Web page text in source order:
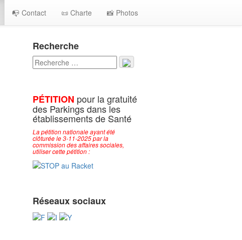
📭 Contact 📜 Charte 📸 Photos
Recherche
PÉTITION pour la gratuité
des Parkings dans les
établissements de Santé
La pétition nationale ayant été
clôturée le 3-11-2025 par la
commission des affaires sociales,
utiliser cette pétition :
Réseaux sociaux